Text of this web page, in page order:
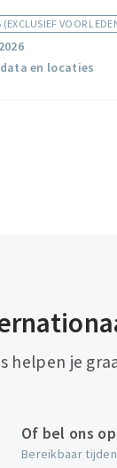
VOOR
en locaties
helpen je
Of bel ons
Bereikbaar